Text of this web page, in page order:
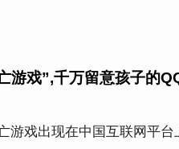
游戏”,千万留意孩子的
游戏出现在中国互联网平台